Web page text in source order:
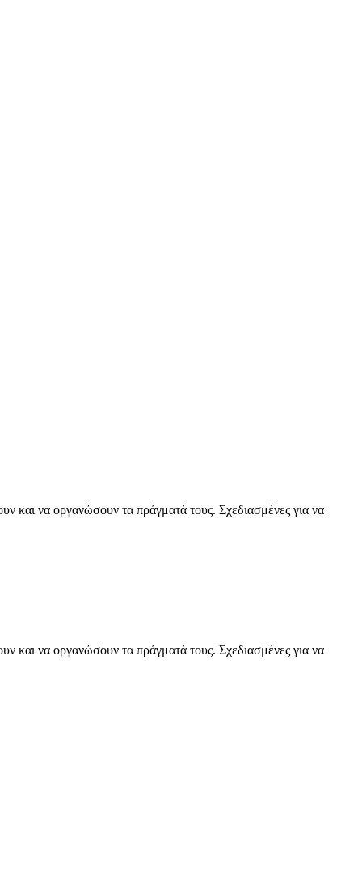
και να οργανώσουν τα πράγματά τους. Σχεδιασμένες για να
και να οργανώσουν τα πράγματά τους. Σχεδιασμένες για να